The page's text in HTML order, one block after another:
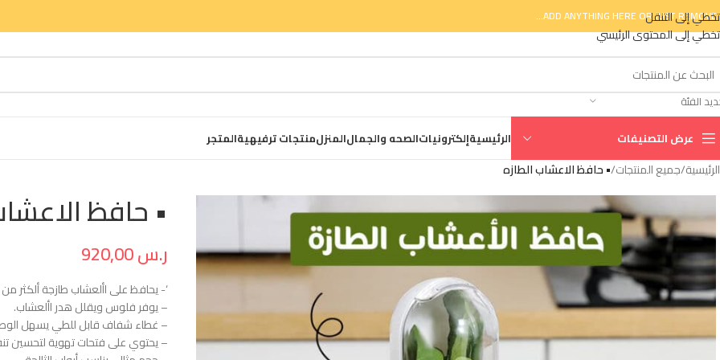
تخطي إلى التنقل
تخطي إلى المحتوى الرئيسي
ADD ANYTHING HERE OR JUST REMOVE
الفئة
عرض التصنيفات الرئيسيةإلكترونياتالصحه والجمالالمنزلمنتجات ترفيهيةالمتجر
الرئيسية/جميع المنتجات/• حافظ الاعشاب الطازه
• حافظ
ر.س
‘- يحافظ على األعشاب طازجة ألكثر من 3 أسابيع.
– يوفر فلوس ويقلل هدر األعشاب.
– غطاء شفاف قابل للطي يسهل
– يحتوي على فتحات تهوية لتحسين